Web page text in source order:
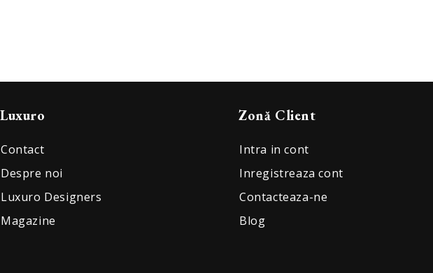
Luxuro
Contact
Despre noi
Luxuro Designers
Magazine
Zonă Client
Intra in cont
Inregistreaza cont
Contacteaza-ne
Blog